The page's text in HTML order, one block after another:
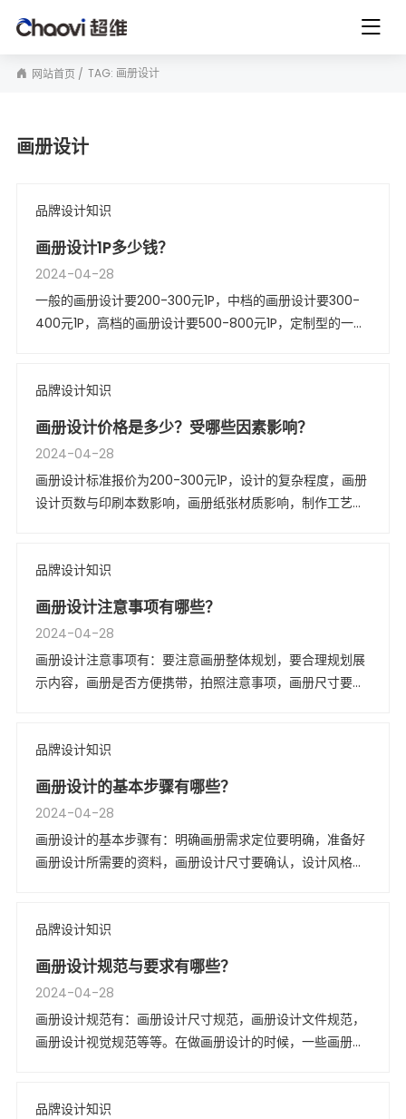
网站首页 TAG: 画册设计
画册设计
品牌设计知识
画册设计1P多少钱？
2024-04-28
一般的画册设计要200-300元1P，中档的画册设计要300-
400元1P，高档的画册设计要500-800元1P，定制型的一般
品牌设计知识
画册设计价格是多少？受哪些因素影响？
2024-04-28
画册设计标准报价为200-300元1P，设计的复杂程度，画册
设计页数与印刷本数影响，画册纸张材质影响，制作工艺不
品牌设计知识
画册设计注意事项有哪些？
2024-04-28
画册设计注意事项有：要注意画册整体规划，要合理规划展
示内容，画册是否方便携带，拍照注意事项，画册尺寸要设
品牌设计知识
画册设计的基本步骤有哪些？
2024-04-28
画册设计的基本步骤有：明确画册需求定位要明确，准备好
画册设计所需要的资料，画册设计尺寸要确认，设计风格与
品牌设计知识
画册设计规范与要求有哪些？
2024-04-28
画册设计规范有：画册设计尺寸规范，画册设计文件规范，
画册设计视觉规范等等。在做画册设计的时候，一些画册设
品牌设计知识